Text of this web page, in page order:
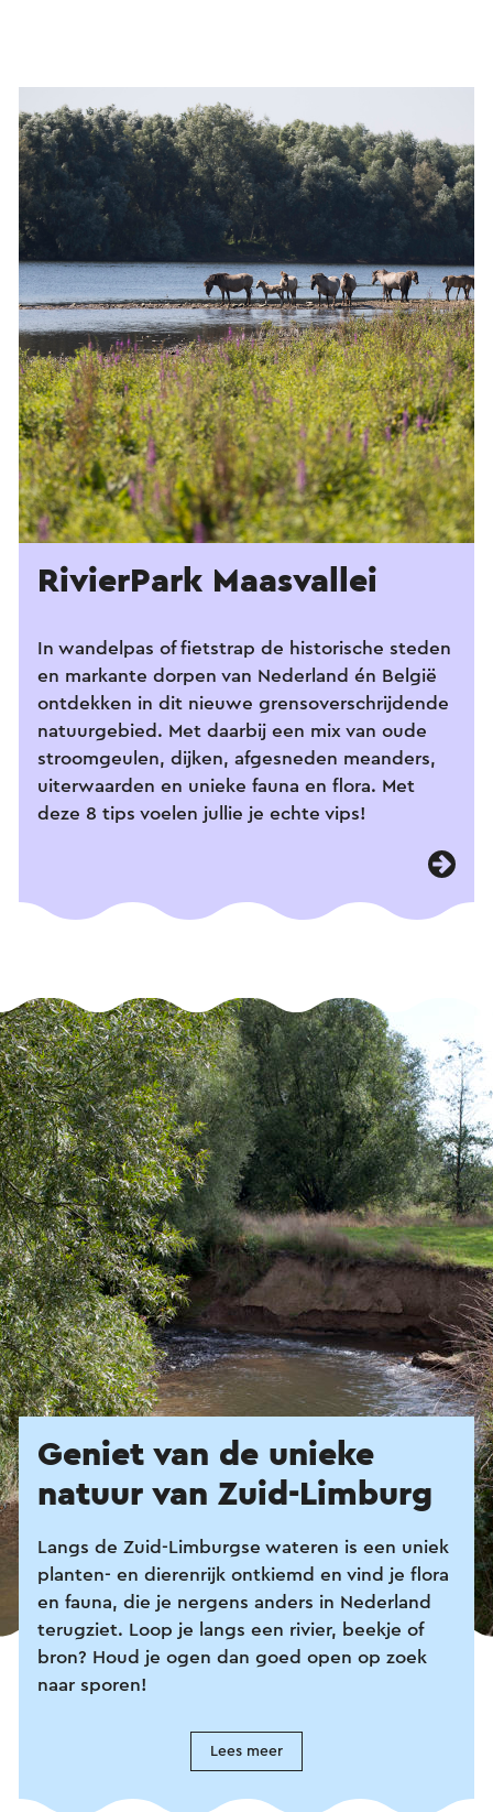
RivierPark Maasvallei
In wandelpas of fietstrap de historische steden
en markante dorpen van Nederland én België
ontdekken in dit nieuwe grensoverschrijdende
natuurgebied. Met daarbij een mix van oude
stroomgeulen, dijken, afgesneden meanders,
uiterwaarden en unieke fauna en flora. Met
deze 8 tips voelen jullie je echte vips!
Geniet van de unieke
natuur van Zuid-Limburg
Langs de Zuid-Limburgse wateren is een uniek
planten- en dierenrijk ontkiemd en vind je flora
en fauna, die je nergens anders in Nederland
terugziet. Loop je langs een rivier, beekje of
bron? Houd je ogen dan goed open op zoek
naar sporen!
Lees meer